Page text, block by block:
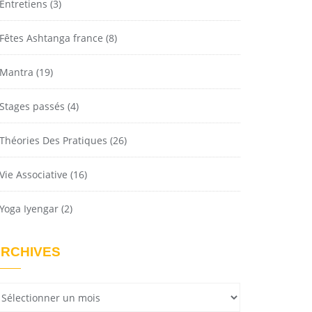
Entretiens (3)
Fêtes Ashtanga france (8)
Mantra (19)
Stages passés (4)
Théories Des Pratiques (26)
Vie Associative (16)
Yoga Iyengar (2)